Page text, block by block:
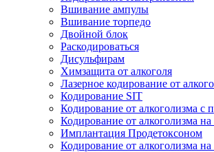
Вшивание ампулы
Вшивание торпедо
Двойной блок
Раскодироваться
Дисульфирам
Химзащита от алкоголя
Лазерное кодирование от
Кодирование SIT
Кодирование от алкоголизма с
Кодирование от алкоголизма на
Имплантация Продетоксоном
Кодирование от алкоголизма на